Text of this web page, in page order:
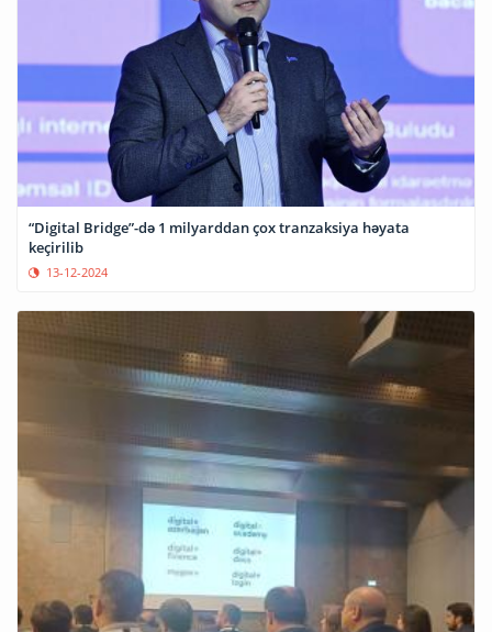
“Digital Bridge”-də 1 milyarddan çox tranzaksiya həyata
keçirilib
13-12-2024